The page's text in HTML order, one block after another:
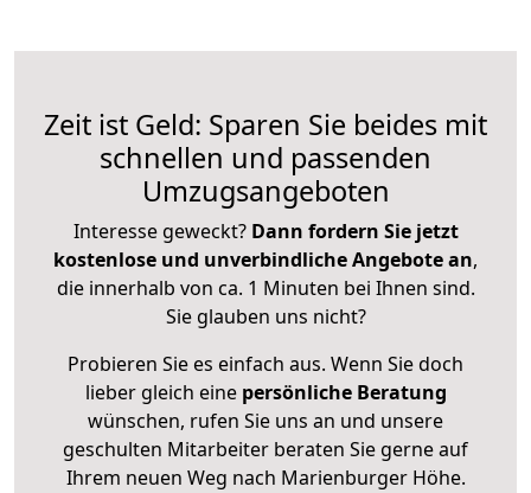
Zeit ist Geld: Sparen Sie beides mit
schnellen und passenden
Umzugsangeboten
Interesse geweckt? Dann fordern Sie jetzt
kostenlose und unverbindliche Angebote an,
die innerhalb von ca. 1 Minuten bei Ihnen sind.
Sie glauben uns nicht?
Probieren Sie es einfach aus. Wenn Sie doch
lieber gleich eine persönliche Beratung
wünschen, rufen Sie uns an und unsere
geschulten Mitarbeiter beraten Sie gerne auf
Ihrem neuen Weg nach Marienburger Höhe.